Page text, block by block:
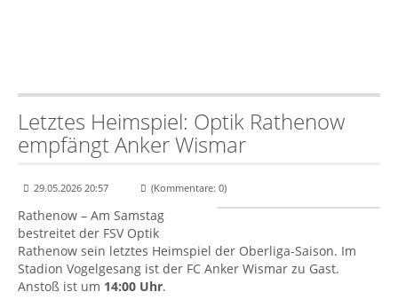
Letztes Heimspiel: Optik Rathenow
empfängt Anker Wismar
29.05.2026 20:57 (Kommentare: 0)
Rathenow – Am Samstag
bestreitet der FSV Optik
Rathenow sein letztes Heimspiel der Oberliga-Saison. Im
Stadion Vogelgesang ist der FC Anker Wismar zu Gast.
Anstoß ist um 14:00 Uhr.